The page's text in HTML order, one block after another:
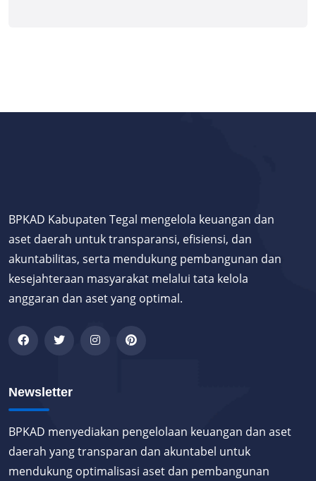
BPKAD Kabupaten Tegal mengelola keuangan dan
aset daerah untuk transparansi, efisiensi, dan
akuntabilitas, serta mendukung pembangunan dan
kesejahteraan masyarakat melalui tata kelola
anggaran dan aset yang optimal.
Newsletter
BPKAD menyediakan pengelolaan keuangan dan aset
daerah yang transparan dan akuntabel untuk
mendukung optimalisasi aset dan pembangunan